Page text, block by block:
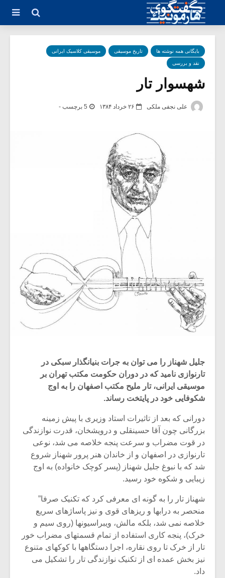
بایگانی همه نوشته ها تاریخ موسیقی موسیقی کلاسیک ایرانی
نقد و بررسی
شهسوار تار
علی نجفی ملکی ۲۶ خرداد ۱۳۸۴ 5 برچسب -
جلیل شهناز را می توان به جرات بنیانگذار سبکی در
تارنوازی نامید که در دوران حکومت مکتب تهران بر
موسیقی ایرانی، تار ملیح مکتب اصفهان را به اوج
شکوفایی خود در پایتخت رساند.
دورانی که بعد از تاثیرات استاد وزیری با پیش زمینه
بزرگانی چون آقا حسینقلی و درویشخان، قدرت نوازندگی
در قوت مضراب و سرعت پنجه خلاصه می شد، نوعی
تارنوازی در اصفهان و از خاندان هنر پرور شهناز شروع
شد که با نبوغ جلیل شهناز (پسر کوچک خانواده) به اوج
زیبایی و شکوه خود رسید.
شهناز تار را به گونه ای معرفی کرد که تکنیک صرفا”
منحصر به درابها و ریزهای قوی و نیز پاساژهای سریع
خلاصه نمی شد، بلکه مالش، ویبراسیونها (روی سیم و
خرک)، پنجه کاری استفاده از تمام قسمتهای مضراب خور
تار از خرک تا روی نقاره، اجرا دستگاهها با کوکهای متنوع
نیز بخش عمده ای از تکنیک نوازندگی تار را تشکیل می
داد.